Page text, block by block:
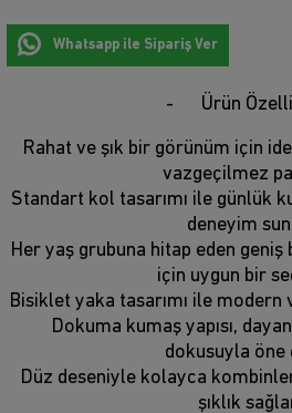
Whatsapp ile Sipariş Ver
Ürün
Rahat ve şık bir görünüm için
vazgeçilmez
Standart kol tasarımı ile günlük
deneyim
Her yaş grubuna hitap eden geniş
için uygun bir
Bisiklet yaka tasarımı ile
Dokuma kumaş yapısı,
dokusuyla öne
Düz deseniyle kolayca
şıklık